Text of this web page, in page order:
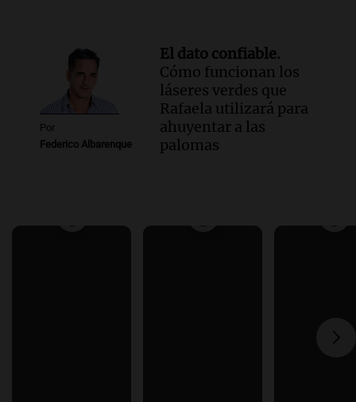
Por
Federico Albarenque
El dato confiable.
Cómo funcionan los
láseres verdes que
Rafaela utilizará para
ahuyentar a las
palomas